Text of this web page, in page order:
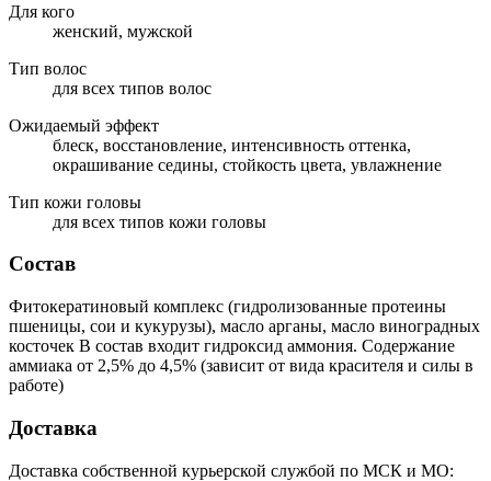
Для кого
женский, мужской
Тип волос
для всех типов волос
Ожидаемый эффект
блеск, восстановление, интенсивность оттенка,
окрашивание седины, стойкость цвета, увлажнение
Тип кожи головы
для всех типов кожи головы
Состав
Фитокератиновый комплекс (гидролизованные протеины
пшеницы, сои и кукурузы), масло арганы, масло виноградных
косточек В состав входит гидроксид аммония. Содержание
аммиака от 2,5% до 4,5% (зависит от вида красителя и силы в
работе)
Доставка
Доставка собственной курьерской службой по МСК и МО: